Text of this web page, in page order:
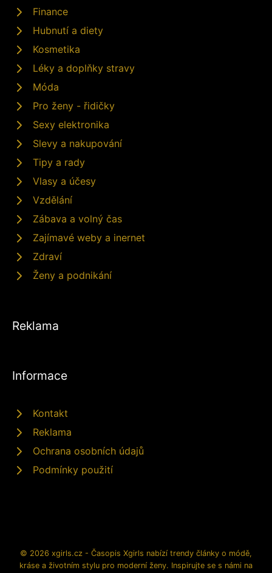
Finance
Hubnutí a diety
Kosmetika
Léky a doplňky stravy
Móda
Pro ženy - řidičky
Sexy elektronika
Slevy a nakupování
Tipy a rady
Vlasy a účesy
Vzdělání
Zábava a volný čas
Zajímavé weby a inernet
Zdraví
Ženy a podnikání
Reklama
Informace
Kontakt
Reklama
Ochrana osobních údajů
Podmínky použití
© 2026 xgirls.cz - Časopis Xgirls nabízí trendy články o módě,
kráse a životním stylu pro moderní ženy. Inspirujte se s námi na